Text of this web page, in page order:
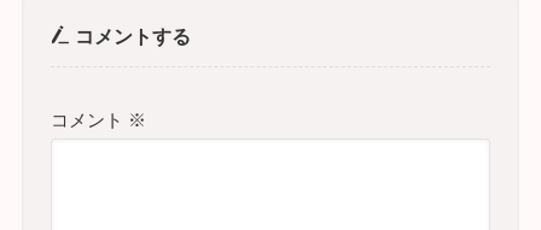
コメントする
コメント ※